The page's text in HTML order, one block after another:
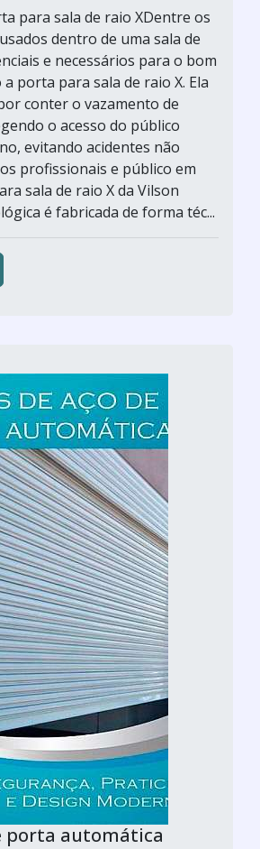
para sala de raio XDentre os
dentro de uma sala de
e necessários para o bom
porta para sala de raio X. Ela
conter o vazamento de
o acesso do público
evitando acidentes não
profissionais e público em
sala de raio X da Vilson
é fabricada de forma téc...
porta automática